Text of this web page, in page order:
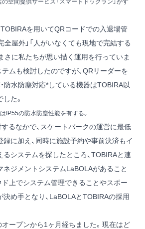
TOBIRAを用いてQRコードでの入退場管
全屋外」「人がいなくても現地で完結する
さに私たちが思い描く運用を行っていま
ムも検討したのですが、QRリーダーを
防水防塵対応*している機器はTOBIRA以
た。
IP55の防水防塵性能を有する。
るなかで、スケートパークの運営に最低
に加え、同時に施設予約や事前決済もイ
るシステムを探したところ、TOBIRAと連
ネジメントシステムLaBOLAがあること
ド上でシステム管理できることやスポー
め手となり、LaBOLAとTOBIRAの採用
ープンから1ヶ月経ちました。現在はど